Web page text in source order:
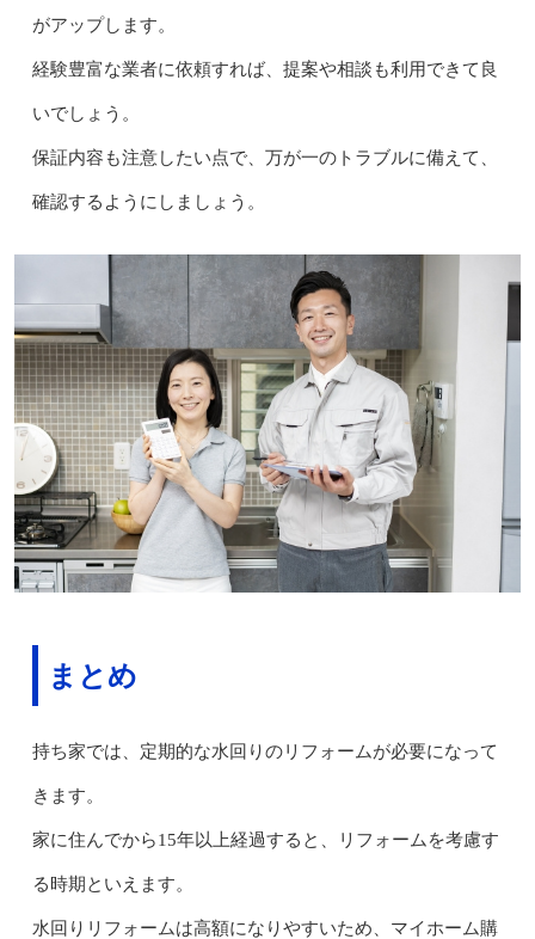
がアップします。
経験豊富な業者に依頼すれば、提案や相談も利用できて良
いでしょう。
保証内容も注意したい点で、万が一のトラブルに備えて、
確認するようにしましょう。
まとめ
持ち家では、定期的な水回りのリフォームが必要になって
きます。
家に住んでから15年以上経過すると、リフォームを考慮す
る時期といえます。
水回りリフォームは高額になりやすいため、マイホーム購